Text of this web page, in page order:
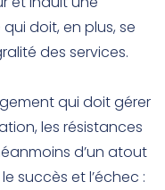
doit, en plus, se
des services.
qui doit gérer
les résistances
d’un atout
succès et l’échec :